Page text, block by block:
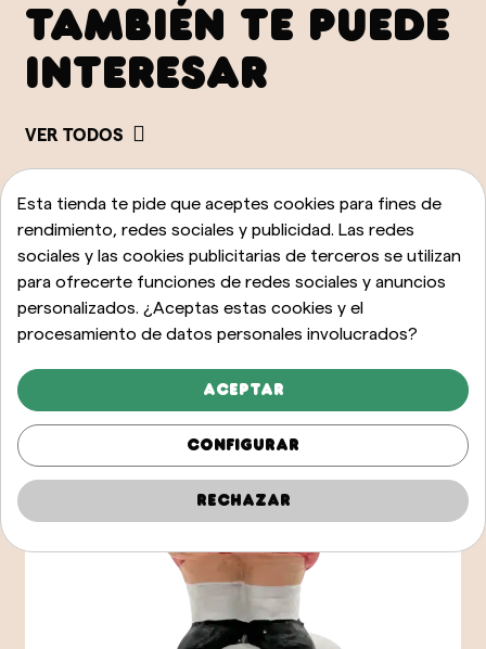
TAMBIÉN TE PUEDE
INTERESAR
VER TODOS
Esta tienda te pide que aceptes cookies para fines de
rendimiento, redes sociales y publicidad. Las redes
sociales y las cookies publicitarias de terceros se utilizan
para ofrecerte funciones de redes sociales y anuncios
personalizados. ¿Aceptas estas cookies y el
procesamiento de datos personales involucrados?
Aceptar
Configurar
Rechazar